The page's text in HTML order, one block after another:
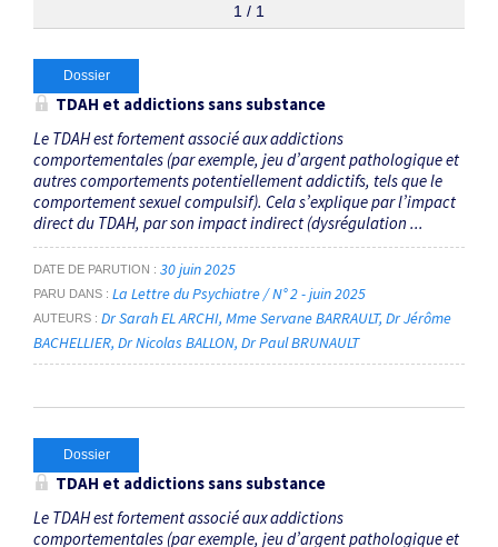
1 / 1
Dossier
TDAH et addictions sans substance
Le TDAH est fortement associé aux addictions
comportementales (par exemple, jeu d’argent pathologique et
autres comportements potentiellement addictifs, tels que le
comportement sexuel compulsif). Cela s’explique par l’impact
direct du TDAH, par son impact indirect (dysrégulation ...
DATE DE PARUTION 30 juin 2025
PARU DANS La Lettre du Psychiatre / N° 2 - juin 2025
AUTEURS Dr Sarah EL ARCHI Mme Servane BARRAULT Dr Jérôme
BACHELLIER Dr Nicolas BALLON Dr Paul BRUNAULT
Dossier
TDAH et addictions sans substance
Le TDAH est fortement associé aux addictions
comportementales (par exemple, jeu d’argent pathologique et